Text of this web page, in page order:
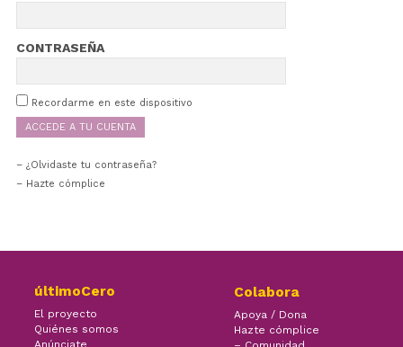
CONTRASEÑA
Recordarme en este dispositivo
¿Olvidaste tu contraseña?
– Hazte cómplice
últimoCero
El proyecto
Quiénes somos
Anúnciate
Colabora
Apoya / Dona
Hazte cómplice